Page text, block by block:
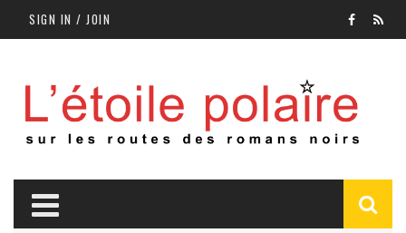
SIGN IN / JOIN